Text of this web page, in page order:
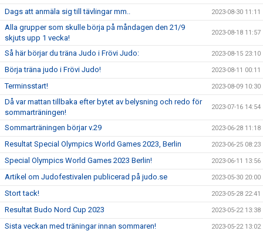
Dags att anmäla sig till tävlingar mm.. 2023-08-30 11:11
Alla grupper som skulle börja på måndagen den 21/9
skjuts upp 1 vecka!
2023-08-18 11:57
Så här börjar du träna Judo i Frövi Judo: 2023-08-15 23:10
Börja träna judo i Frövi Judo! 2023-08-11 00:11
Terminsstart! 2023-08-09 10:30
Då var mattan tillbaka efter bytet av belysning och redo för
sommarträningen!
2023-07-16 14:54
Sommarträningen börjar v.29 2023-06-28 11:18
Resultat Special Olympics World Games 2023, Berlin 2023-06-25 08:23
Special Olympics World Games 2023 Berlin! 2023-06-11 13:56
Artikel om Judofestivalen publicerad på judo.se 2023-05-30 20:00
Stort tack! 2023-05-28 22:41
Resultat Budo Nord Cup 2023 2023-05-22 13:38
Sista veckan med träningar innan sommaren! 2023-05-22 13:02